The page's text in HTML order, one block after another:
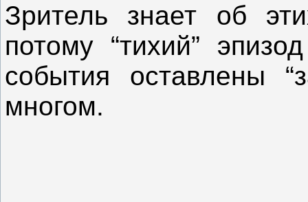
Зритель знает об
потому “тихий”
события оставлены
многом.